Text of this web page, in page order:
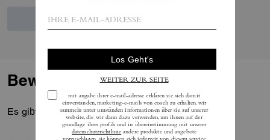
Bewertungen
Es gibt noch keine Reviews.